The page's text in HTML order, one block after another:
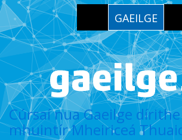
GAEILGE
Cúrsaí nua Gaeilge
mhuintír Mheiriceá